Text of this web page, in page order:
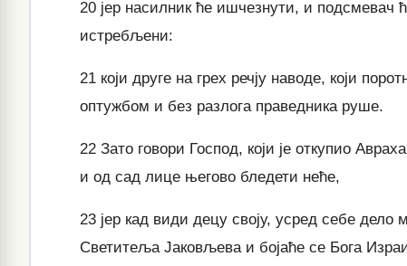
20 јер насилник ће ишчезнути, и подсмевач
истребљени:
21 који друге на грех речју наводе, који
оптужбом и без разлога праведника руше.
22 Зато говори Господ, који је откупио
и од сад лице његово бледети неће,
23 јер кад види децу своју, усред себе дело
Светитеља Јаковљева и бојаће се Бога